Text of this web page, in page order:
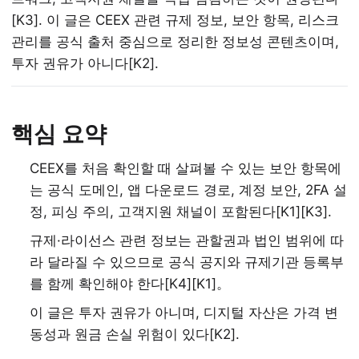
[K3]. 이 글은 CEEX 관련 규제 정보, 보안 항목, 리스크
관리를 공식 출처 중심으로 정리한 정보성 콘텐츠이며,
투자 권유가 아니다[K2].
핵심 요약
CEEX를 처음 확인할 때 살펴볼 수 있는 보안 항목에
는 공식 도메인, 앱 다운로드 경로, 계정 보안, 2FA 설
정, 피싱 주의, 고객지원 채널이 포함된다[K1][K3].
규제·라이선스 관련 정보는 관할권과 법인 범위에 따
라 달라질 수 있으므로 공식 공지와 규제기관 등록부
를 함께 확인해야 한다[K4][K1]。
이 글은 투자 권유가 아니며, 디지털 자산은 가격 변
동성과 원금 손실 위험이 있다[K2].